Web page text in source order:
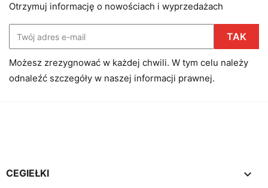
Otrzymuj informację o nowościach i wyprzedażach
Możesz zrezygnować w każdej chwili. W tym celu należy
odnaleźć szczegóły w naszej informacji prawnej.
CEGIEŁKI 